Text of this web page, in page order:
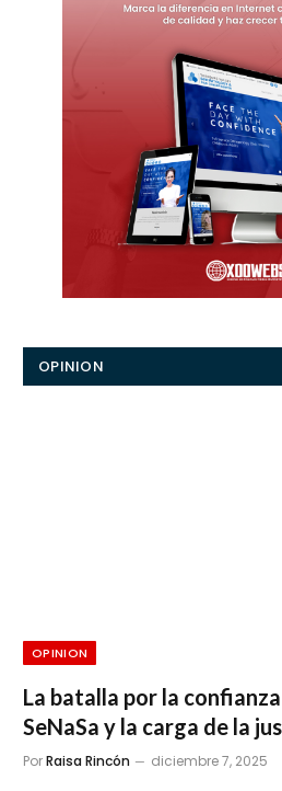
OPINION
OPINION
La batalla por la
SeNaSa y la carga de la
PorRaisa Rincón diciembre 7, 2025